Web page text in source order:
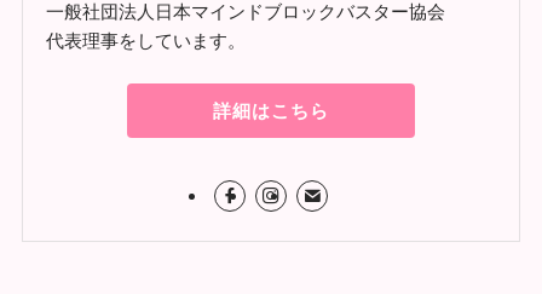
一般社団法人日本マインドブロックバスター協会
代表理事をしています。
詳細はこちら